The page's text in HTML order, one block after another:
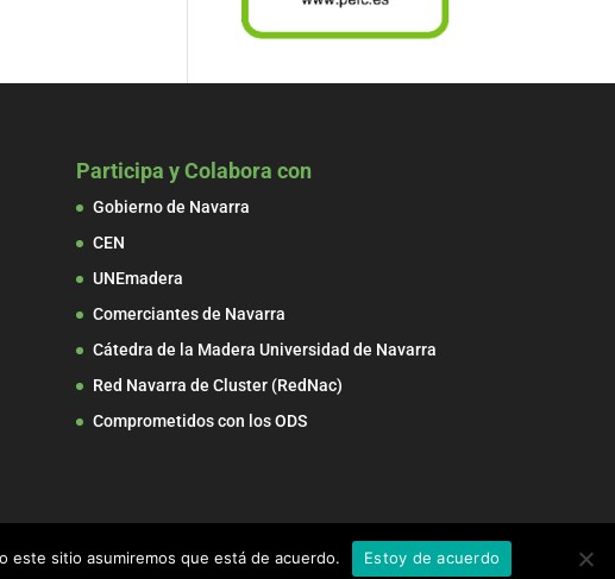
Participa y Colabora con
Gobierno de Navarra
CEN
UNEmadera
Comerciantes de Navarra
Cátedra de la Madera Universidad de Navarra
Red Navarra de Cluster (RedNac)
Comprometidos con los ODS
este sitio asumiremos que está de acuerdo. Estoy de acuerdo